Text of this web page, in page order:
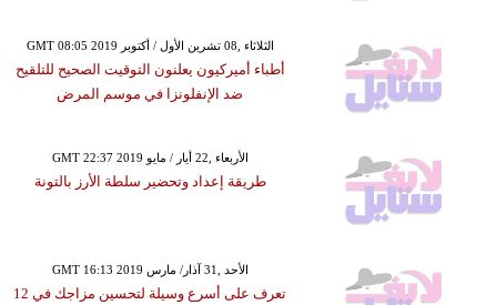
GMT 08:05 2019 الثلاثاء ,08 تشرين الأول / أكتوبر
أطباء أميركيون يعلنون التوقيت الصحيح للتلقيح
ضد الإنفلونزا في موسم المرض
GMT 22:37 2019 الأربعاء ,22 أيار / مايو
طريقة إعداد وتحضير سلطة الأرز بالتونة
GMT 16:13 2019 الأحد ,31 آذار/ مارس
تعرف على أسرع وسيلة لتحسين مزاجك في 12